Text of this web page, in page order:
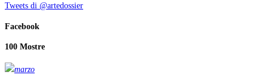
Tweets di @artedossier
Facebook
100 Mostre
marzo